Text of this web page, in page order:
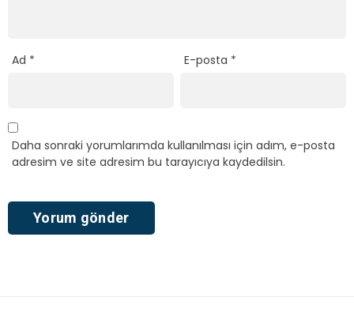
Ad * E-posta *
Daha sonraki yorumlarımda kullanılması için adım, e-posta
adresim ve site adresim bu tarayıcıya kaydedilsin.